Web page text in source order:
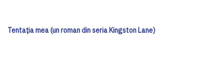
Tentația mea (un roman din seria Kingston Lane)